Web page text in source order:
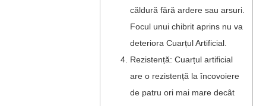
căldură fără ardere sau arsuri.
Focul unui chibrit aprins nu va
deteriora Cuarțul Artificial.
Rezistență: Cuarțul artificial
are o rezistență la încovoiere
de patru ori mai mare decât